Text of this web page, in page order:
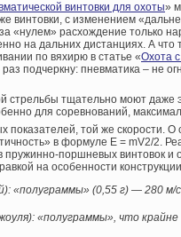
винтовки для охоты»
винтовки, с изменением
«нулем» расхождение только
на дальних дистанциях. А
по вяхирю в статье «Охота
подчеркну: пневматика – не
стрельбы тщательно моют даже
для соревнований,
показателей, той же скорости. О
в формуле E = mV2/2.
пружинно-поршневых винтовок и
на особенности
«полуграммы» (0,55 г) — 280
«полуграммы», что